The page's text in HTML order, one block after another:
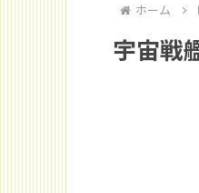
ホーム
宇宙戦